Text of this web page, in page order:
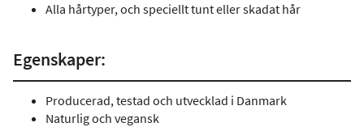
Alla hårtyper, och speciellt tunt eller skadat hår
Egenskaper:
Producerad, testad och utvecklad i Danmark
Naturlig och vegansk